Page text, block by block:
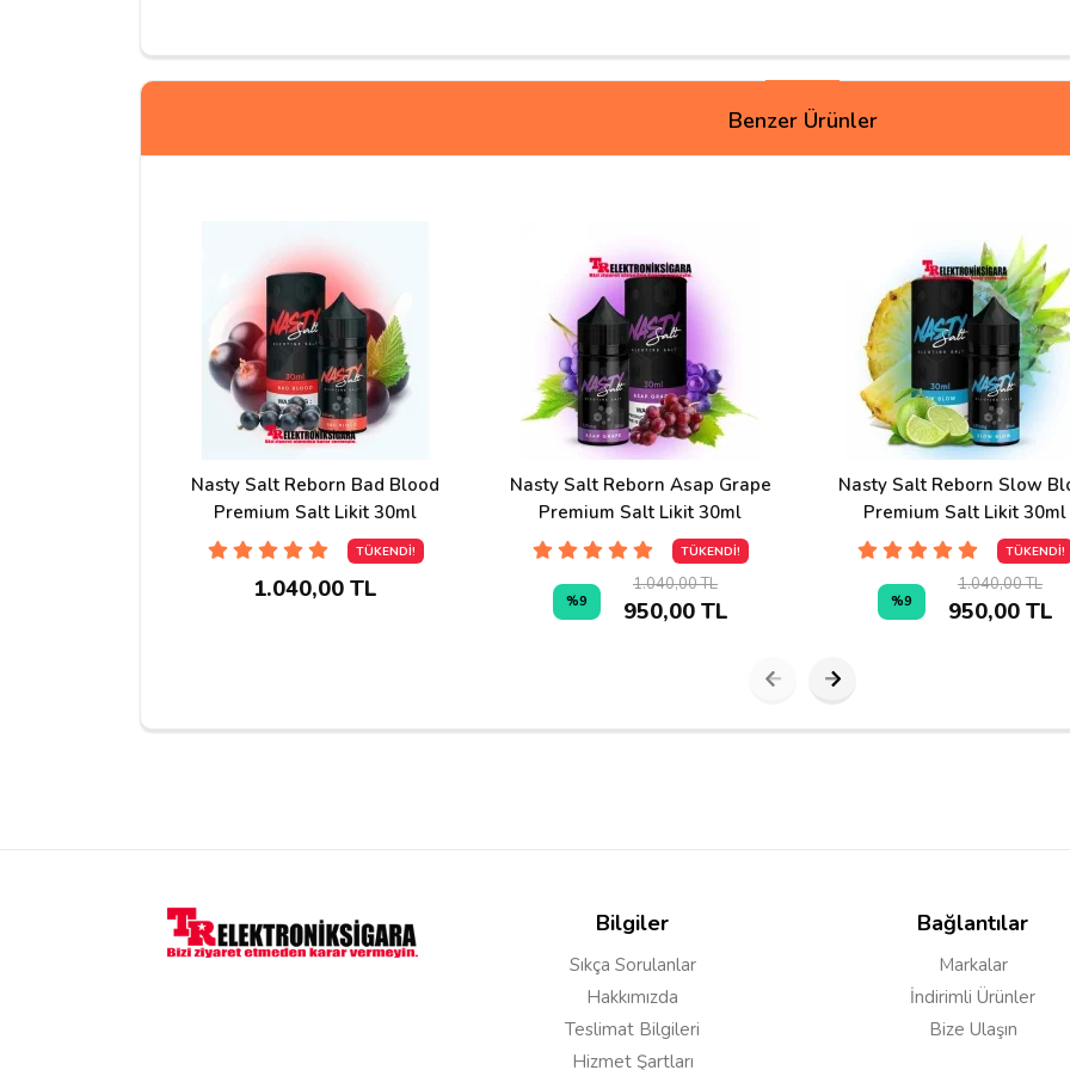
Ürün her zamanki gibi orijinal fakat 50mg da epey ağır oluyor. Mentolü fazla bir likit zaten dolayısıyla boğaz vurumu
lezzetine diyecek yok. Ferahlatıcılık açısından üstüne tanımam.
Sercan
Oldukça ferahlatıcı normalde 50 içiyorum ama yok diye 35 aldım aroması daha iyi geldi nikotin arttıkça ağırlaşıyor
cihazımızda sizden aldım ürünleriniz çok kaliteli
Yorum Yapın
Benzer Ürünler
Nasty Salt Reborn Bad Blood
Premium Salt Likit 30ml
TÜKENDİ!
1.040,00 TL
Nasty Salt Reborn Asap Grape
Premium Salt Likit 30ml
TÜKENDİ!
%9
1.040,00 TL
950,00 TL
Nasty Salt Reborn Slow
Premium Salt Likit 30ml
TÜKENDİ!
%9
1.040,00 TL
950,00 TL
Bilgiler
Sıkça Sorulanlar
Hakkımızda
Teslimat Bilgileri
Hizmet Şartları
Bağlantılar
Markalar
İndirimli Ürünler
Bize Ulaşın